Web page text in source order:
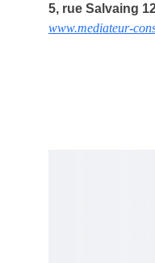
5, rue Salvaing
www.mediateur-